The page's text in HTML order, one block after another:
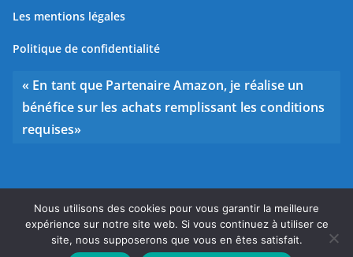
Les mentions légales
Politique de confidentialité
« En tant que Partenaire Amazon, je réalise un
bénéfice sur les achats remplissant les conditions
requises»
Copyright © 2026 Bien choisir sa guitare. Tous droits
réservés.
Nous utilisons des cookies pour vous garantir la meilleure
expérience sur notre site web. Si vous continuez à utiliser ce
site, nous supposerons que vous en êtes satisfait.